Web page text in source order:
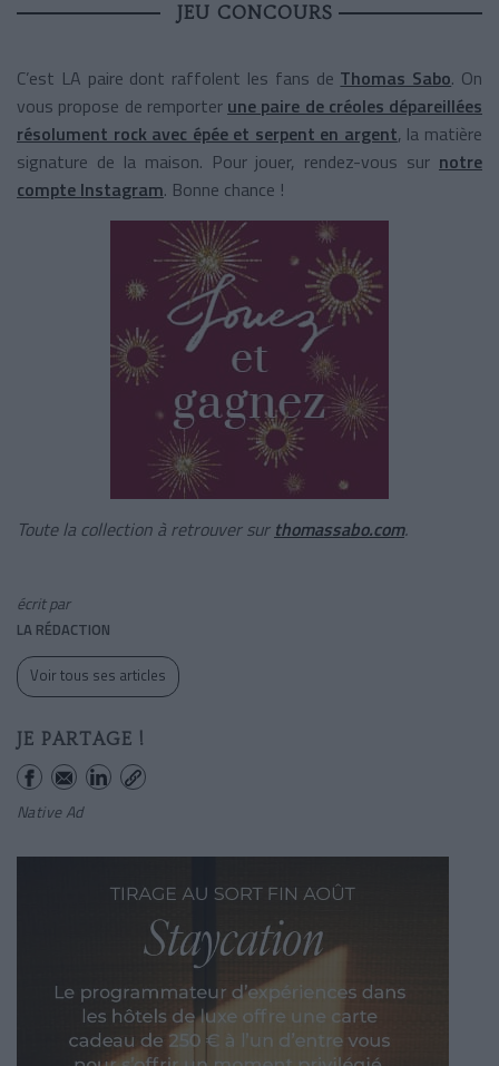
JEU CONCOURS
C’est LA paire dont raffolent les fans de Thomas Sabo. On
vous propose de remporter une paire de créoles dépareillées
résolument rock avec épée et serpent en argent, la matière
signature de la maison. Pour jouer, rendez-vous sur notre
compte Instagram. Bonne chance !
Toute la collection à retrouver sur thomassabo.com.
écrit par
LA RÉDACTION
Voir tous ses articles
JE PARTAGE !
Native Ad